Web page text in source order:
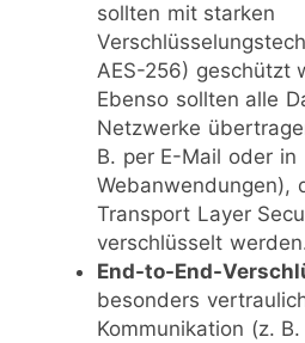
sollten mit starken
AES-256) geschützt
Ebenso sollten alle
Netzwerke
B. per E-Mail oder in
Webanwendungen),
Transport Layer
verschlüsselt
End-to-End-
besonders
Kommunikation (z.